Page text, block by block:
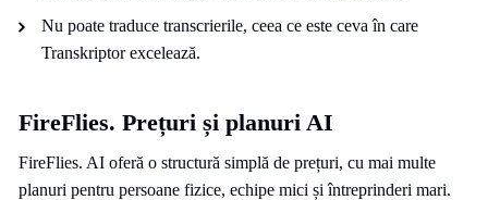
Nu poate traduce transcrierile, ceea ce este ceva în care
Transkriptor excelează.
FireFlies. Prețuri și planuri AI
FireFlies. AI oferă o structură simplă de prețuri, cu mai multe
planuri pentru persoane fizice, echipe mici și întreprinderi mari.